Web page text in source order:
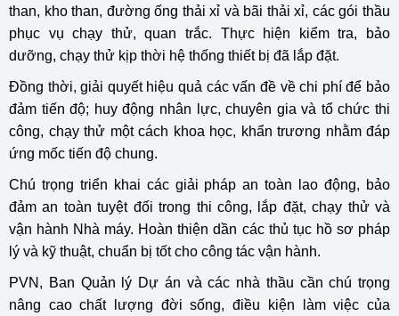
than, kho than, đường ống thải xỉ và bãi thải xỉ, các gói thầu
phục vụ chạy thử, quan trắc. Thực hiện kiểm tra, bảo
dưỡng, chạy thử kịp thời hệ thống thiết bị đã lắp đặt.
Đồng thời, giải quyết hiệu quả các vấn đề về chi phí để bảo
đảm tiến độ; huy động nhân lực, chuyên gia và tổ chức thi
công, chạy thử một cách khoa học, khẩn trương nhằm đáp
ứng mốc tiến độ chung.
Chú trọng triển khai các giải pháp an toàn lao động, bảo
đảm an toàn tuyệt đối trong thi công, lắp đặt, chạy thử và
vận hành Nhà máy. Hoàn thiện dần các thủ tục hồ sơ pháp
lý và kỹ thuật, chuẩn bị tốt cho công tác vận hành.
PVN, Ban Quản lý Dự án và các nhà thầu cần chú trọng
nâng cao chất lượng đời sống, điều kiện làm việc của